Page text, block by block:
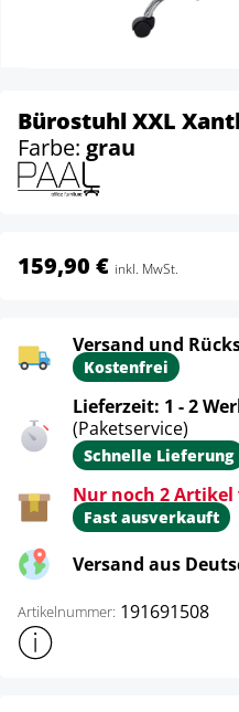
Bürostuhl XXL
Farbe: grau
159,90 € inkl. MwSt.
Versand und
Kostenfrei
Lieferzeit: 1 - 2
(Paketservice)
Schnelle Lieferung
Nur noch 2
Fast ausverkauft
Versand aus
Artikelnummer: 191691508
Weitere Produktinformationen